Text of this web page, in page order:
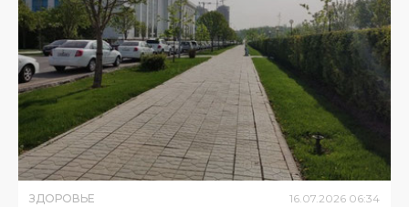
ЗДОРОВЬЕ 16.07.2026 06:34